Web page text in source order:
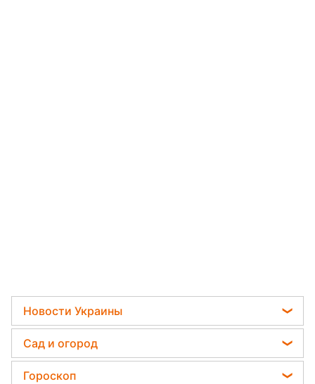
Новости Украины
Телеграм новости Украины
Пенсии в Украине
Сад и огород
Садовод назвал самое эффективное средство
Гороскоп